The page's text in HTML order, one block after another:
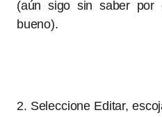
(aún sigo sin saber
bueno).
2. Seleccione Editar,